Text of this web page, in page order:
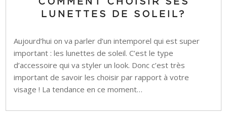
COMMENT CHOISIR SES
LUNETTES DE SOLEIL?
Aujourd’hui on va parler d’un intemporel qui est super
important : les lunettes de soleil. C’est le type
d’accessoire qui va styler un look. Donc c’est très
important de savoir les choisir par rapport à votre
visage ! La tendance en ce moment…